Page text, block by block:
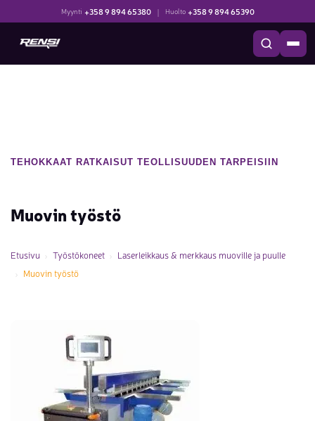
Myynti +358 9 894 65380 | Huolto +358 9 894 65390
TEHOKKAAT RATKAISUT TEOLLISUUDEN TARPEISIIN
Muovin työstö
Etusivu Työstökoneet
Laserleikkaus & merkkaus muoville ja puulle
Muovin työstö